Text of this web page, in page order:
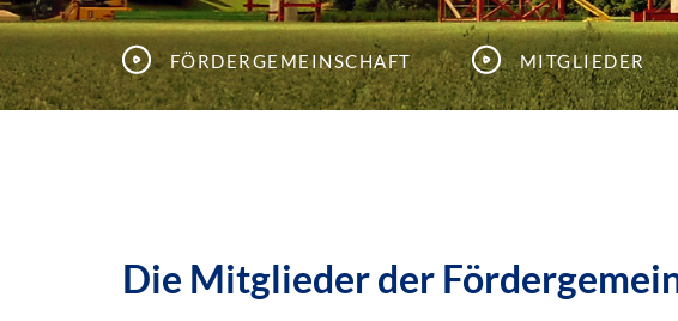
Fördergemeinschaft Mitglieder
Die Mitglieder der